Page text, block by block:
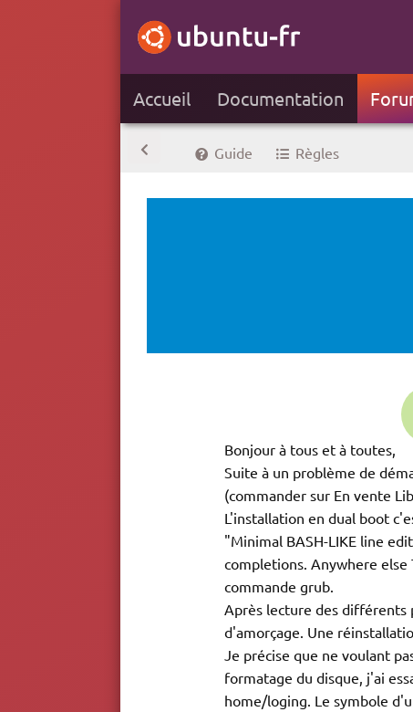
Accueil Documentation
Guide Règles
Bonjour à tous et à toutes,
Suite à un problème de
(commander sur En vente
L'installation en dual boot
"Minimal BASH-LIKE line
completions. Anywhere
commande grub.
Après lecture des différents
d'amorçage. Une
Je précise que ne voulant
formatage du disque, j'ai
home/loging. Le symbole